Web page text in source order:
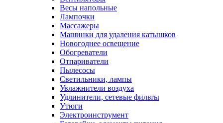
Весы напольные
Лампочки
Массажеры
Машинки для удаления катышков
Новогоднее освещение
Обогреватели
Отпариватели
Пылесосы
Светильники, лампы
Увлажнители воздуха
Удлинители, сетевые фильты
Утюги
Электроинструмент